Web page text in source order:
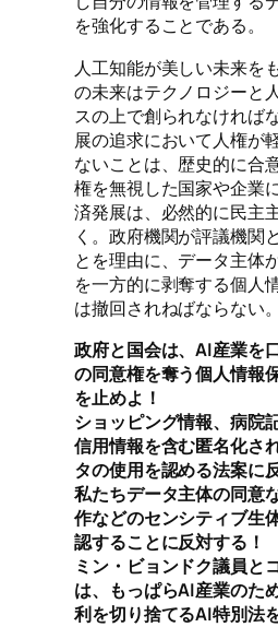
を強化することである。
人工知能が美しい未来を
の未来はテクノロジーと
スの上で創られなければ
展の追求において人権が
ないことは、歴史的に合
権を無視した国家や企業
済発展は、必然的に民主
く。政府機関が評議機関
とを理由に、データ主体
を一方的に剥奪する個人
は撤回されねばならない。
政府と国会は、AI産業を
の同意権を奪う個人情報
を止めよ！
ショッピング情報、病院
信用情報を含む匿名化さ
タの使用を認める法案に
私たちデータ主体の同意
作などのセンシティブ生
認することに反対する！
ミン・ビョンドク議員と
は、もっぱらAI産業のた
利を切り捨てるAI特別法